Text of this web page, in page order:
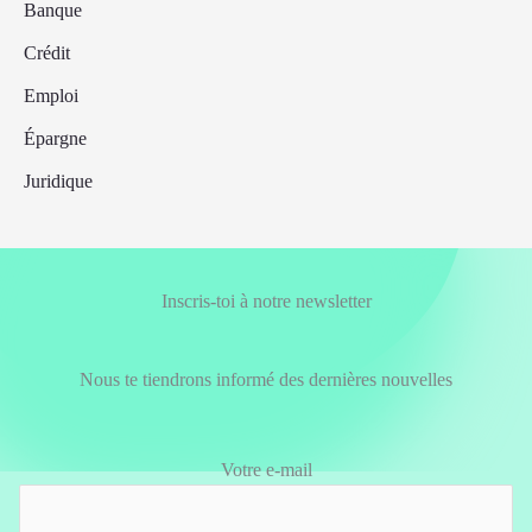
Banque
Crédit
Emploi
Épargne
Juridique
Inscris-toi à notre newsletter
Nous te tiendrons informé des dernières nouvelles
Votre e-mail